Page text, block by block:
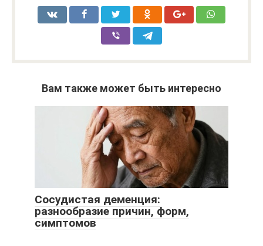
Вам также может быть интересно
Сосудистая деменция:
разнообразие причин, форм,
симптомов